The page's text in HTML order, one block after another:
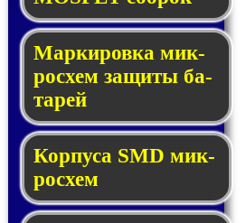
Мар­ки­ров­ка мик­
ро­схем за­щи­ты ба­
та­рей
Корпуса SMD мик­
ро­схем